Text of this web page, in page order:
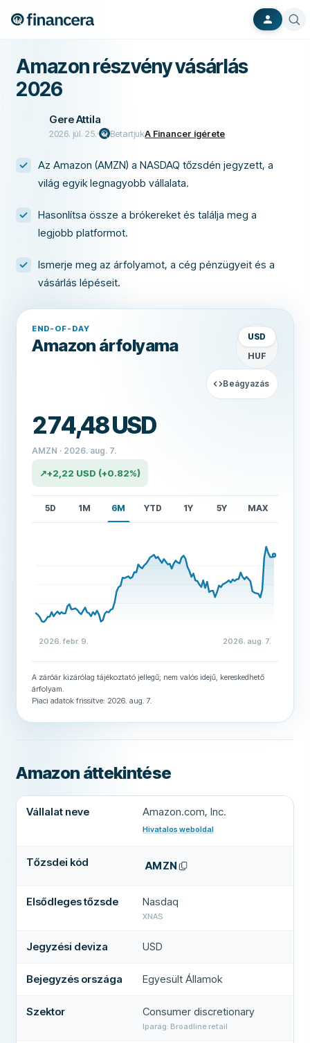
Amazon részvény vásárlás
2026
Gere Attila
2026. júl. 25. BetartjukA Financer ígérete
Az Amazon (AMZN) a NASDAQ tőzsdén jegyzett, a
világ egyik legnagyobb vállalata.
Hasonlítsa össze a brókereket és találja meg a
legjobb platformot.
Ismerje meg az árfolyamot, a cég pénzügyeit és a
vásárlás lépéseit.
END-OF-DAY
Amazon árfolyama
Megjelenített
USD
HUF
Beágyazás
274,48 USD
AMZN · 2026. aug. 7.
↗+2,22 USD (+0.82%)
5D 1M 6M YTD 1Y 5Y MAX
2026. febr. 9. 2026. aug. 7.
A záróár kizárólag tájékoztató jellegű; nem valós idejű, kereskedhető
árfolyam.
Piaci adatok frissítve: 2026. aug. 7.
Amazon áttekintése
Amazon legfontosabb adatai
Vállalat neve Amazon.com, Inc.
Hivatalos weboldal
(új lapon nyílik meg
Tőzsdei kód AMZN
Elsődleges tőzsde Nasdaq
XNAS
Jegyzési deviza USD
Bejegyzés országa Egyesült Államok
Szektor Consumer discretionary
Iparág: Broadline retail